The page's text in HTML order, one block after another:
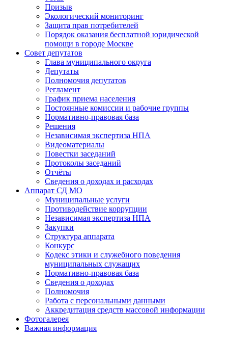
Призыв
Экологический мониторинг
Защита прав потребителей
Порядок оказания бесплатной юридической
помощи в городе Москве
Совет депутатов
Глава муниципального округа
Депутаты
Полномочия депутатов
Регламент
График приема населения
Постоянные комиссии и рабочие группы
Нормативно-правовая база
Решения
Независимая экспертиза НПА
Видеоматериалы
Повестки заседаний
Протоколы заседаний
Отчёты
Сведения о доходах и расходах
Аппарат СД МО
Муниципальные услуги
Противодействие коррупции
Независимая экспертиза НПА
Закупки
Структура аппарата
Конкурс
Кодекс этики и служебного поведения
муниципальных служащих
Нормативно-правовая база
Сведения о доходах
Полномочия
Работа с персональными данными
Аккредитация средств массовой информации
Фотогалерея
Важная информация